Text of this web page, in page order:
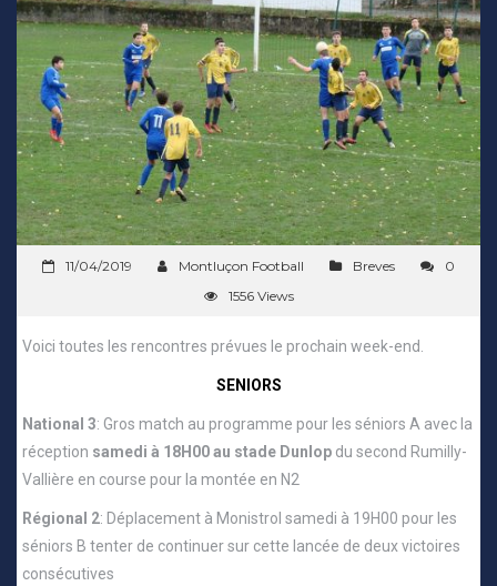
11/04/2019 Montluçon Football Breves
0
1556 Views
Voici toutes les rencontres prévues le prochain week-end.
SENIORS
National 3: Gros match au programme pour les séniors A avec la
réception samedi à 18H00 au stade Dunlop du second Rumilly-
Vallière en course pour la montée en N2
Régional 2: Déplacement à Monistrol samedi à 19H00 pour les
séniors B tenter de continuer sur cette lancée de deux victoires
consécutives